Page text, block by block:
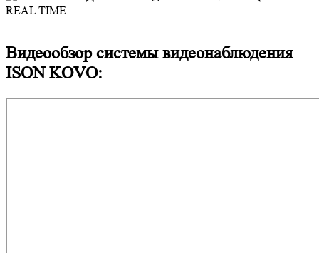
Видеообзор системы видеонаблюдения
ISON KOVO: